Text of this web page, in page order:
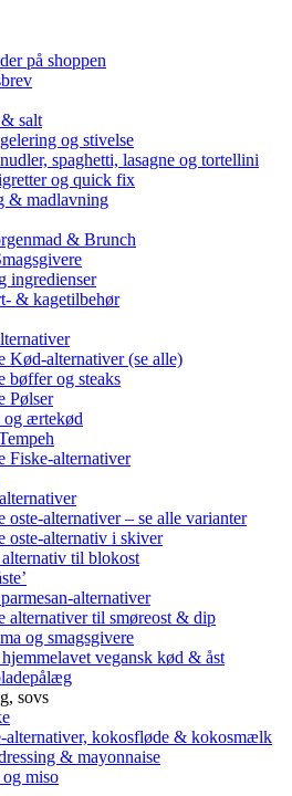
på shoppen
salt
og stivelse
spaghetti, lasagne og tortellini
og quick fix
& madlavning
& Brunch
ingredienser
& kagetilbehør
Kød-alternativer (se alle)
bøffer og steaks
Pølser
og ærtekød
Fiske-alternativer
oste-alternativer – se alle varianter
oste-alternativ i skiver
til blokost
alternativer
alternativer til smøreost & dip
og smagsgivere
vegansk kød & åst
sovs
alternativer, kokosfløde & kokosmælk
& mayonnaise
og miso